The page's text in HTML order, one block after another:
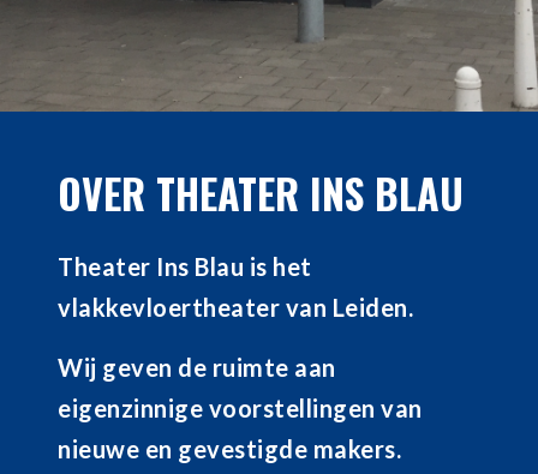
OVER THEATER INS BLAU
Theater Ins Blau is het
vlakkevloertheater van Leiden.
Wij geven de ruimte aan
eigenzinnige voorstellingen van
nieuwe en gevestigde makers.